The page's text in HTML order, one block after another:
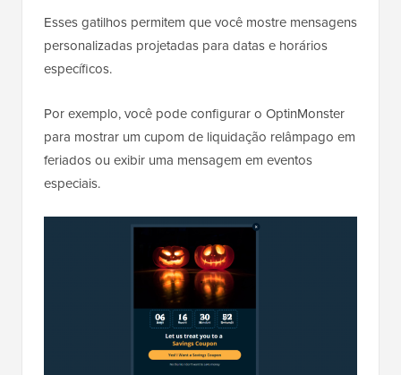
Esses gatilhos permitem que você mostre mensagens
personalizadas projetadas para datas e horários
específicos.
Por exemplo, você pode configurar o OptinMonster
para mostrar um cupom de liquidação relâmpago em
feriados ou exibir uma mensagem em eventos
especiais.